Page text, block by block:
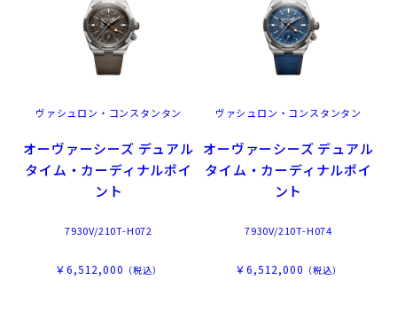
ヴァシュロン・コンスタンタン
オーヴァーシーズ デュアル
タイム・カーディナルポイ
ント
7930V/210T-H072
￥6,512,000 （税込）
ヴァシュロン・コンスタンタン
オーヴァーシーズ デュアル
タイム・カーディナルポイ
ント
7930V/210T-H074
￥6,512,000 （税込）